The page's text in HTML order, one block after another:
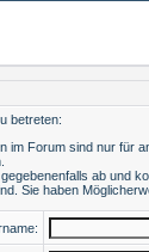
betreten:
Forum sind nur für
ab und
Sie haben